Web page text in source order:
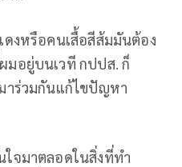
ดงหรือคนเสื้อสีส้มมันต้อง
อยู่บนเวที กปปส. ก็
าร่วมกันแก้ไขปัญหา
ใจมาตลอดในสิ่งที่ทำ